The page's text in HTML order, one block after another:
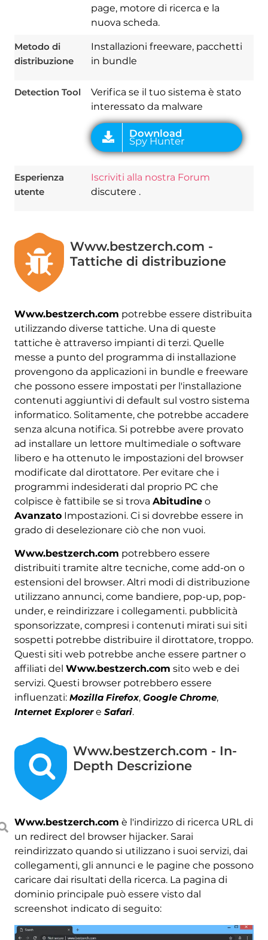
page, motore di ricerca e la
nuova scheda.
Metodo di
distribuzione
Installazioni freeware, pacchetti
in bundle
Detection Tool
Verifica se il tuo sistema è stato
interessato da malware
Download
Spy Hunter
Esperienza
utente
Iscriviti alla nostra Forum
discutere .
Www.bestzerch.com -
Tattiche di distribuzione
Www.bestzerch.com potrebbe essere distribuita
utilizzando diverse tattiche. Una di queste
tattiche è attraverso impianti di terzi. Quelle
messe a punto del programma di installazione
provengono da applicazioni in bundle e freeware
che possono essere impostati per l'installazione
contenuti aggiuntivi di default sul vostro sistema
informatico. Solitamente, che potrebbe accadere
senza alcuna notifica. Si potrebbe avere provato
ad installare un lettore multimediale o software
libero e ha ottenuto le impostazioni del browser
modificate dal dirottatore. Per evitare che i
programmi indesiderati dal proprio PC che
colpisce è fattibile se si trova Abitudineo
AvanzatoImpostazioni. Ci si dovrebbe essere in
grado di deselezionare ciò che non vuoi.
Www.bestzerch.com potrebbero essere
distribuiti tramite altre tecniche, come add-on o
estensioni del browser. Altri modi di distribuzione
utilizzano annunci, come bandiere, pop-up, pop-
under, e reindirizzare i collegamenti. pubblicità
sponsorizzate, compresi i contenuti mirati sui siti
sospetti potrebbe distribuire il dirottatore, troppo.
Questi siti web potrebbe anche essere partner o
affiliati del Www.bestzerch.com sito web e dei
servizi. Questi browser potrebbero essere
influenzati: Mozilla Firefox, Google Chrome,
Internet Explorere Safari.
Www.bestzerch.com - In-
Depth Descrizione
Www.bestzerch.com è l'indirizzo di ricerca URL di
un redirect del browser hijacker. Sarai
reindirizzato quando si utilizzano i suoi servizi, dai
collegamenti, gli annunci e le pagine che possono
caricare dai risultati della ricerca. La pagina di
dominio principale può essere visto dal
screenshot indicato di seguito: